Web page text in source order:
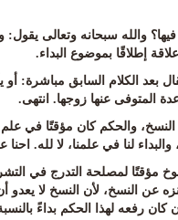
والله سبحانه وتعالى يقول:
إطلاقًا بموضوع البداء.
بعد الكلام السابق مباشرة:
المتوفى عنها زوجها. انتهى.
والحكم كان مؤقتًا في
لنا في علمنا، لا لله. احنا
مؤقتًا لمصلحة التدرج في
عن النسخ، لأن النسخ لا يعدو
لهذا الحكم بداءً بالنسبة